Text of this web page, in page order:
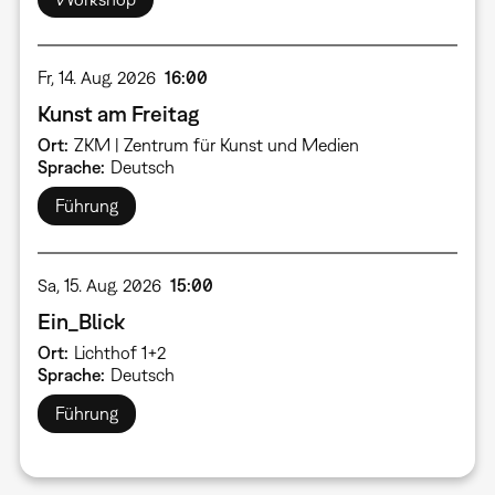
Fr, 14. Aug. 2026 16:00
Kunst am Freitag
Ort ZKM | Zentrum für Kunst und Medien
Sprache Deutsch
Führung
Sa, 15. Aug. 2026 15:00
Ein_Blick
Ort Lichthof 1+2
Sprache Deutsch
Führung